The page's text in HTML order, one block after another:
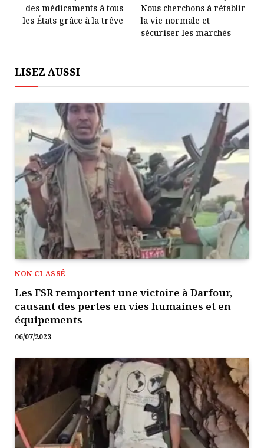
des médicaments à tous
les États grâce à la trêve
Nous cherchons à rétablir
la vie normale et
sécuriser les marchés
LISEZ AUSSI
NON CLASSÉ
Les FSR remportent une victoire à Darfour,
causant des pertes en vies humaines et en
équipements
06/07/2023